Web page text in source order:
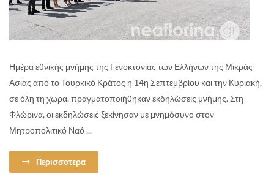
Ημέρα εθνικής μνήμης της Γενοκτονίας των Ελλήνων της Μικράς
Ασίας από το Τουρκικό Κράτος η 14η Σεπτεμβρίου και την Κυριακή,
σε όλη τη χώρα, πραγματοποιήθηκαν εκδηλώσεις μνήμης. Στη
Φλώρινα, οι εκδηλώσεις ξεκίνησαν με μνημόσυνο στον
Μητροπολιτικό Ναό ...
Περισσοτερα